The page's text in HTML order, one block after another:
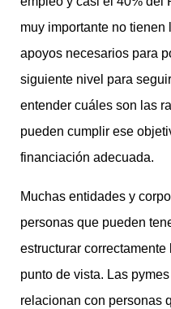
muy importante no
apoyos necesarios para
siguiente nivel para
entender cuáles son las
pueden cumplir ese
financiación adecuada.
Muchas entidades y
personas que pueden
estructurar
punto de vista. Las
relacionan con personas